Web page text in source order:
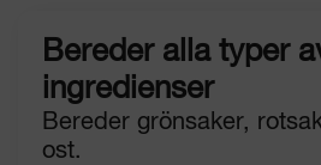
Bereder alla typer
ingredienser
Bereder grönsaker,
ost.